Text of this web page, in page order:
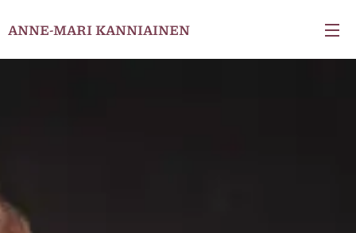
ANNE-MARI KANNIAINEN